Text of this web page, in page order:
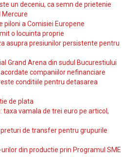
un deceniu, ca semn de prietenie
Mercure
piloni a Comisiei Europene
o locuinta proprie
asupra presiunilor persistente pentru
Grand Arena din sudul Bucurestiului
companiilor nefinanciare
conditiile pentru detasarea
de plata
taxa vamala de trei euro pe articol,
de transfer pentru grupurile
din productie prin Programul SME